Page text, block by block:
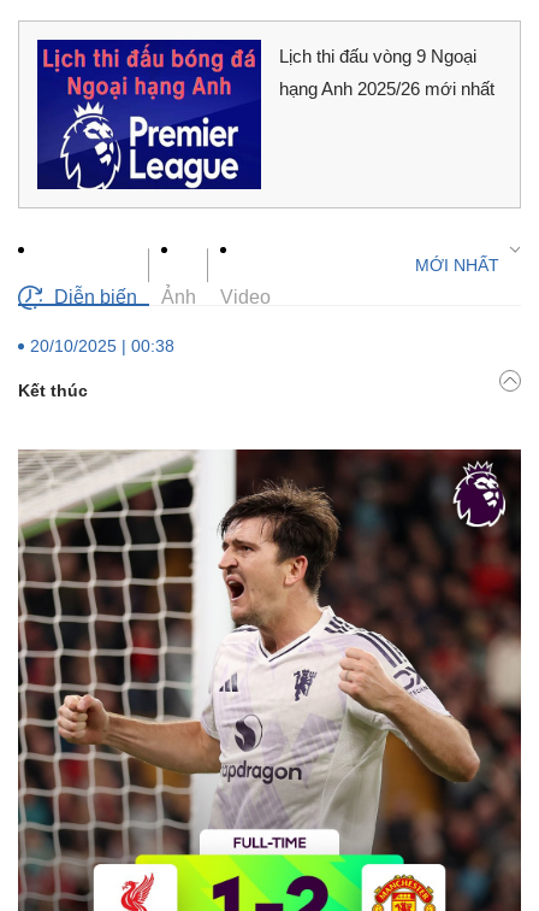
Lịch thi đấu vòng 9 Ngoại
hạng Anh 2025/26 mới nhất
Diễn biến Ảnh Video
20/10/2025 | 00:38
Kết thúc